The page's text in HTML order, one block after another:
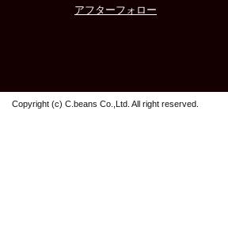
アフターフォロー
Copyright (c) C.beans Co.,Ltd. All right reserved.